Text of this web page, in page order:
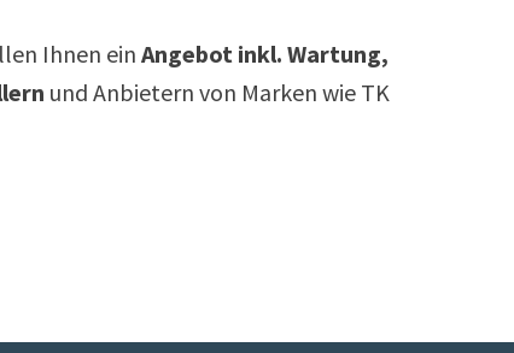
Ihnen ein Angebot inkl. Wartung,
und Anbietern von Marken wie TK